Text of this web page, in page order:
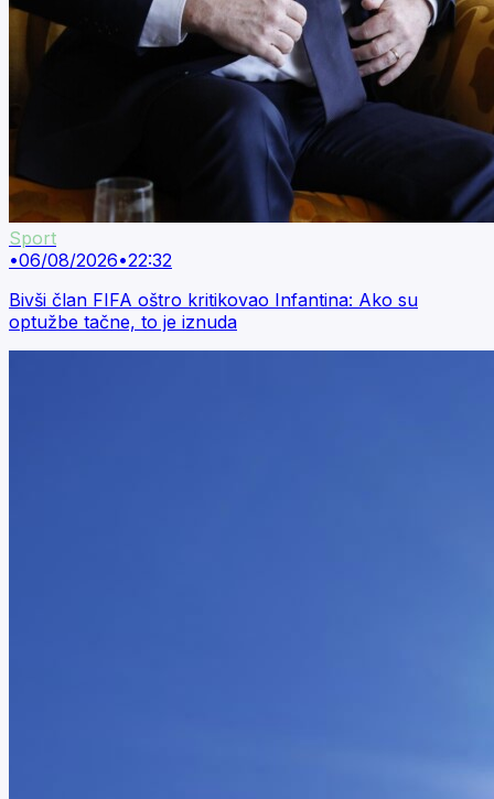
Sport
•06/08/2026•22:32
Bivši član FIFA oštro kritikovao Infantina: Ako su
optužbe tačne, to je iznuda